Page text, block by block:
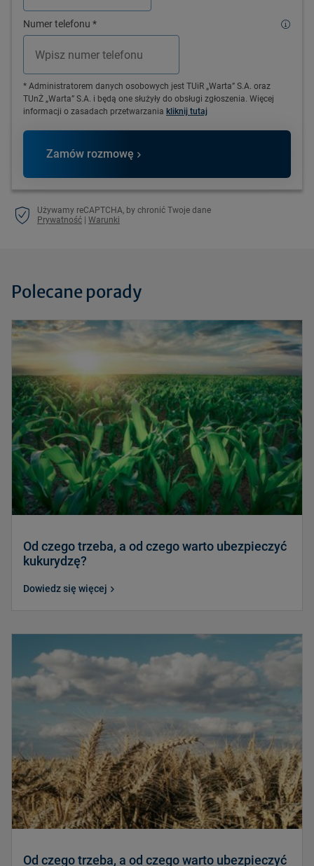
Numer telefonu *
* Administratorem danych osobowych jest TUiR „Warta” S.A. oraz
TUnŻ „Warta” S.A. i będą one służyły do obsługi zgłoszenia. Więcej
informacji o zasadach przetwarzania kliknij tutaj
Zamów rozmowę
Używamy reCAPTCHA, by chronić Twoje dane
Prywatność
Warunki
Polecane porady
Od czego trzeba, a od czego warto ubezpieczyć
kukurydzę?
Dowiedz się więcej
Od czego trzeba, a od czego warto ubezpieczyć